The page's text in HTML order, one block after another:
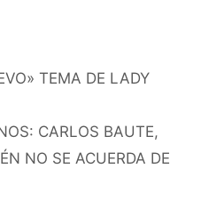
TEMA DE LADY
CARLOS BAUTE,
NO SE ACUERDA DE